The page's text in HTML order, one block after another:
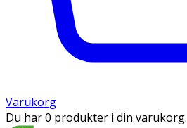
Varukorg
Du har 0 produkter i din varukorg.